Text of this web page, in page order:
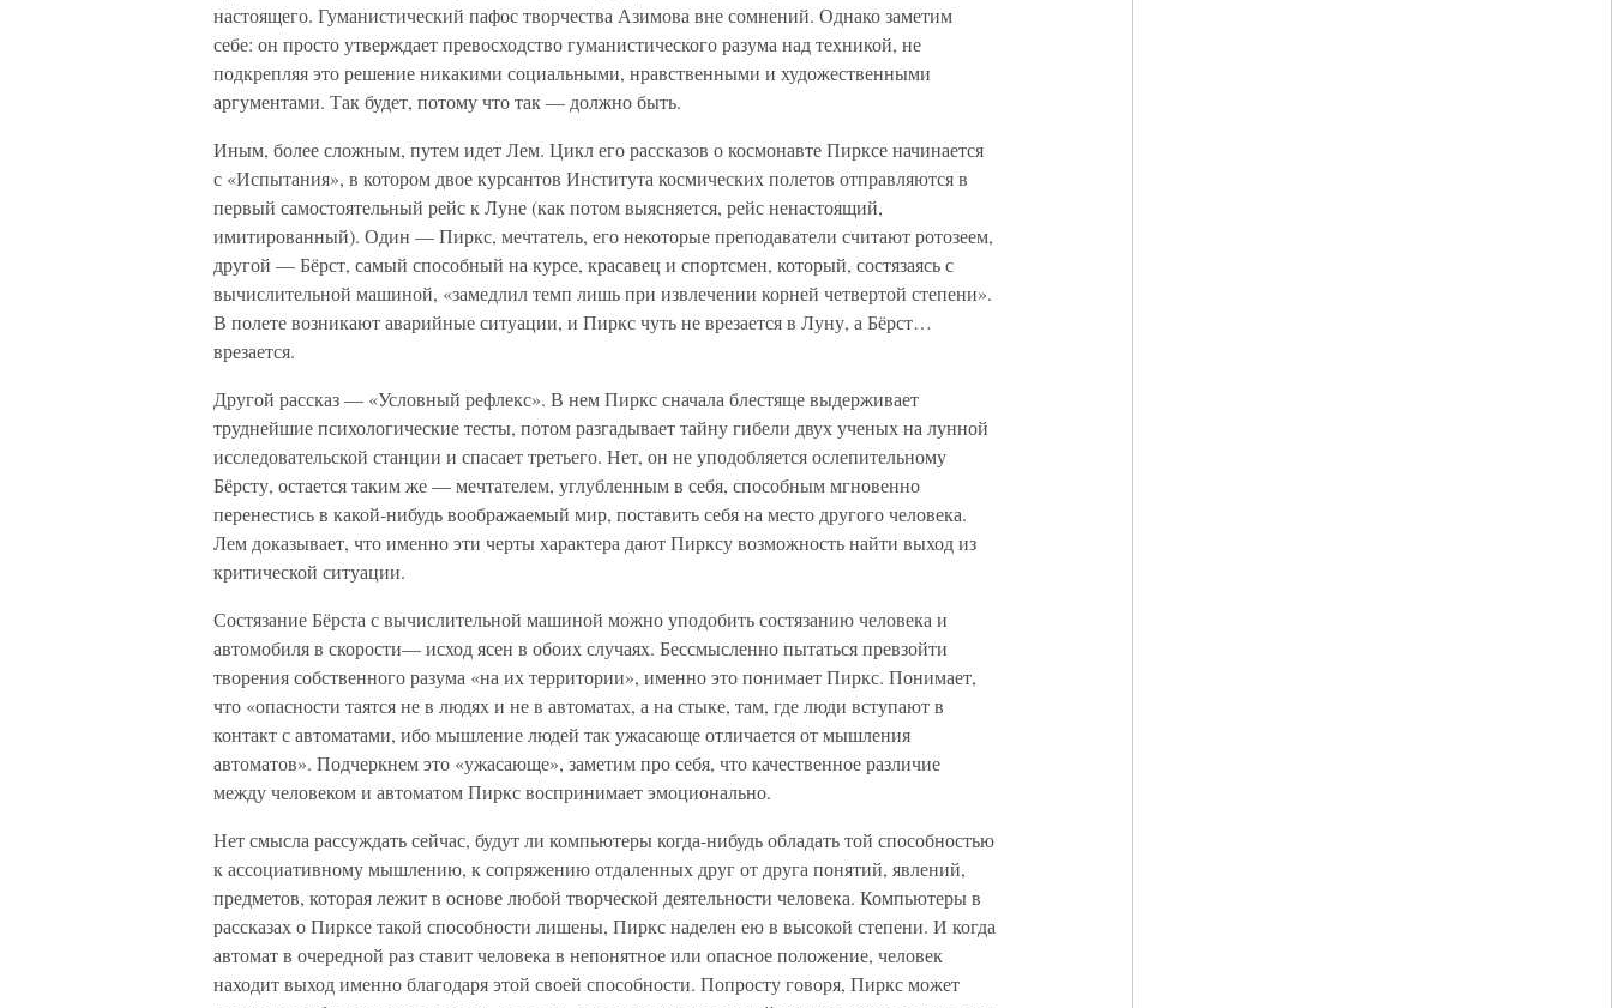
настоящего. Гуманистический пафос творчества Азимова вне сомнений. Однако заметим
себе: он просто утверждает превосходство гуманистического разума над техникой, не
подкрепляя это решение никакими социальными, нравственными и художественными
аргументами. Так будет, потому что так — должно быть.
Иным, более сложным, путем идет Лем. Цикл его рассказов о космонавте Пирксе начинается
с «Испытания», в котором двое курсантов Института космических полетов отправляются в
первый самостоятельный рейс к Луне (как потом выясняется, рейс ненастоящий,
имитированный). Один — Пиркс, мечтатель, его некоторые преподаватели считают ротозеем,
другой — Бёрст, самый способный на курсе, красавец и спортсмен, который, состязаясь с
вычислительной машиной, «замедлил темп лишь при извлечении корней четвертой степени».
В полете возникают аварийные ситуации, и Пиркс чуть не врезается в Луну, а Бёрст…
врезается.
Другой рассказ — «Условный рефлекс». В нем Пиркс сначала блестяще выдерживает
труднейшие психологические тесты, потом разгадывает тайну гибели двух ученых на лунной
исследовательской станции и спасает третьего. Нет, он не уподобляется ослепительному
Бёрсту, остается таким же — мечтателем, углубленным в себя, способным мгновенно
перенестись в какой-нибудь воображаемый мир, поставить себя на место другого человека.
Лем доказывает, что именно эти черты характера дают Пирксу возможность найти выход из
критической ситуации.
Состязание Бёрста с вычислительной машиной можно уподобить состязанию человека и
автомобиля в скорости— исход ясен в обоих случаях. Бессмысленно пытаться превзойти
творения собственного разума «на их территории», именно это понимает Пиркс. Понимает,
что «опасности таятся не в людях и не в автоматах, а на стыке, там, где люди вступают в
контакт с автоматами, ибо мышление людей так ужасающе отличается от мышления
автоматов». Подчеркнем это «ужасающе», заметим про себя, что качественное различие
между человеком и автоматом Пиркс воспринимает эмоционально.
Нет смысла рассуждать сейчас, будут ли компьютеры когда-нибудь обладать той способностью
к ассоциативному мышлению, к сопряжению отдаленных друг от друга понятий, явлений,
предметов, которая лежит в основе любой творческой деятельности человека. Компьютеры в
рассказах о Пирксе такой способности лишены, Пиркс наделен ею в высокой степени. И когда
автомат в очередной раз ставит человека в непонятное или опасное положение, человек
находит выход именно благодаря этой своей способности. Попросту говоря, Пиркс может